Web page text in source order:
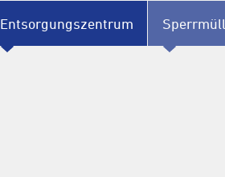
Entsorgungszentrum Sperrmüll